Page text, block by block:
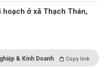
ở xã Thạch Thán,
& Kinh Doanh Copy link